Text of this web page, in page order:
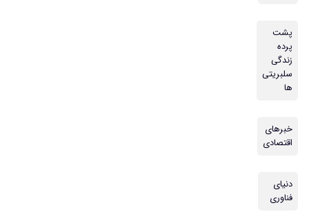
پشت
پرده
زندگی
سلبریتی
ها
خبرهای
اقتصادی
دنیای
فناوری